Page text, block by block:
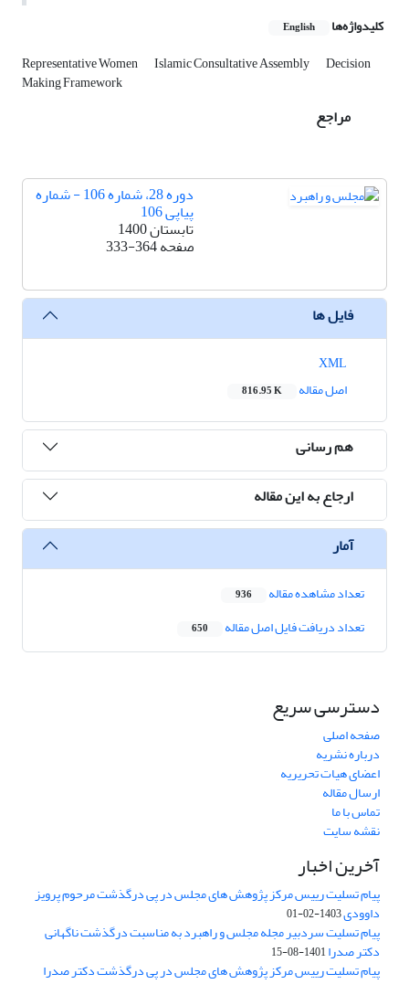
کلیدواژه‌ها English
Representative Women Islamic Consultative Assembly Decision
Making Framework
مراجع
دوره 28، شماره 106 - شماره
پیاپی 106
تابستان 1400
صفحه333-364
فایل ها
اصل مقاله
816.95 K
هم رسانی
ارجاع به این مقاله
آمار
تعداد مشاهده مقاله 936
تعداد دریافت فایل اصل مقاله 650
دسترسی سریع
صفحه اصلی
درباره نشریه
اعضای هیات تحریریه
ارسال مقاله
تماس با ما
نقشه سایت
آخرین اخبار
پیام تسلیت رییس مرکز پژوهش های مجلس در پی درگذشت مرحوم پرویز
داوودی1403-02-01
پیام تسلیت سردبیر مجله مجلس و راهبرد به مناسبت درگذشت ناگهانی
دکتر صدرا1401-08-15
پیام تسلیت رییس مرکز پژوهش های مجلس در پی درگذشت دکتر صدرا